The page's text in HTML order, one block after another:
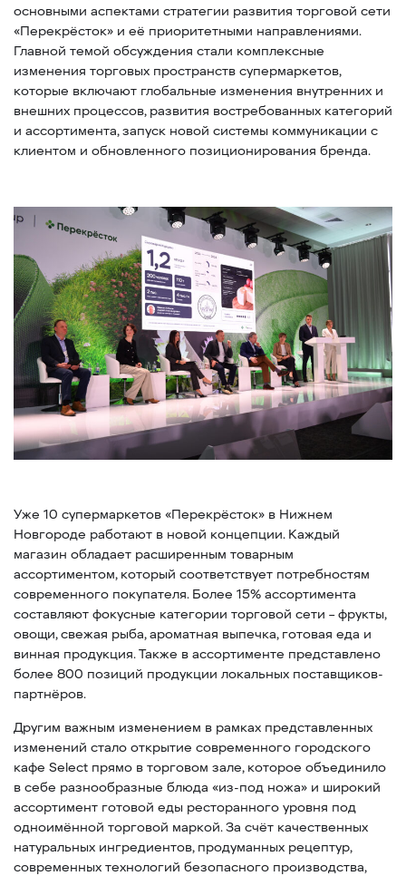
основными аспектами стратегии развития торговой сети
«Перекрёсток» и её приоритетными направлениями.
Главной темой обсуждения стали комплексные
изменения торговых пространств супермаркетов,
которые включают глобальные изменения внутренних и
внешних процессов, развития востребованных категорий
и ассортимента, запуск новой системы коммуникации с
клиентом и обновленного позиционирования бренда.
Уже 10 супермаркетов «Перекрёсток» в Нижнем
Новгороде работают в новой концепции. Каждый
магазин обладает расширенным товарным
ассортиментом, который соответствует потребностям
современного покупателя. Более 15% ассортимента
составляют фокусные категории торговой сети – фрукты,
овощи, свежая рыба, ароматная выпечка, готовая еда и
винная продукция. Также в ассортименте представлено
более 800 позиций продукции локальных поставщиков-
партнёров.
Другим важным изменением в рамках представленных
изменений стало открытие современного городского
кафе Select прямо в торговом зале, которое объединило
в себе разнообразные блюда «из-под ножа» и широкий
ассортимент готовой еды ресторанного уровня под
одноимённой торговой маркой. За счёт качественных
натуральных ингредиентов, продуманных рецептур,
современных технологий безопасного производства,